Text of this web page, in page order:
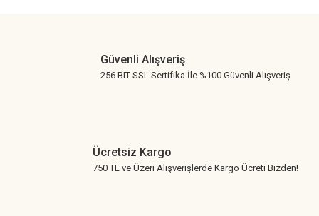
Güvenli Alışveriş
256 BIT SSL Sertifika İle %100 Güvenli Alışveriş
Ücretsiz Kargo
750 TL ve Üzeri Alışverişlerde Kargo Ücreti Bizden!